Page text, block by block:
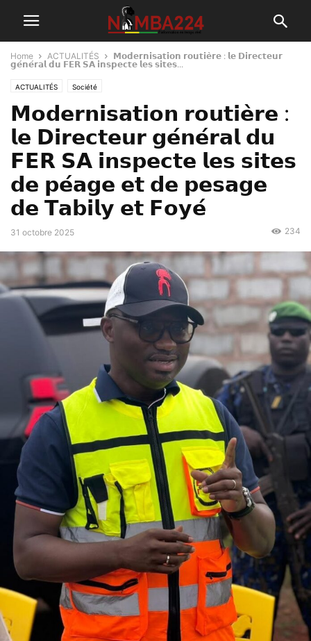
Home ACTUALITÉS
𝗠𝗼𝗱𝗲𝗿𝗻𝗶𝘀𝗮𝘁𝗶𝗼𝗻 𝗿𝗼𝘂𝘁𝗶𝗲̀𝗿𝗲 : 𝗹𝗲 𝗗𝗶𝗿𝗲𝗰𝘁𝗲𝘂𝗿
𝗴𝗲́𝗻𝗲́𝗿𝗮𝗹 𝗱𝘂 𝗙𝗘𝗥 𝗦𝗔 𝗶𝗻𝘀𝗽𝗲𝗰𝘁𝗲 𝗹𝗲𝘀 𝘀𝗶𝘁𝗲𝘀...
ACTUALITÉS Société
𝗠𝗼𝗱𝗲𝗿𝗻𝗶𝘀𝗮𝘁𝗶𝗼𝗻 𝗿𝗼𝘂𝘁𝗶𝗲̀𝗿𝗲 :
𝗹𝗲 𝗗𝗶𝗿𝗲𝗰𝘁𝗲𝘂𝗿 𝗴𝗲́𝗻𝗲́𝗿𝗮𝗹 𝗱𝘂
𝗙𝗘𝗥 𝗦𝗔 𝗶𝗻𝘀𝗽𝗲𝗰𝘁𝗲 𝗹𝗲𝘀 𝘀𝗶𝘁𝗲𝘀
𝗱𝗲 𝗽𝗲́𝗮𝗴𝗲 𝗲𝘁 𝗱𝗲 𝗽𝗲𝘀𝗮𝗴𝗲
𝗱𝗲 𝗧𝗮𝗯𝗶𝗹𝘆 𝗲𝘁 𝗙𝗼𝘆𝗲́
31 octobre 2025 234